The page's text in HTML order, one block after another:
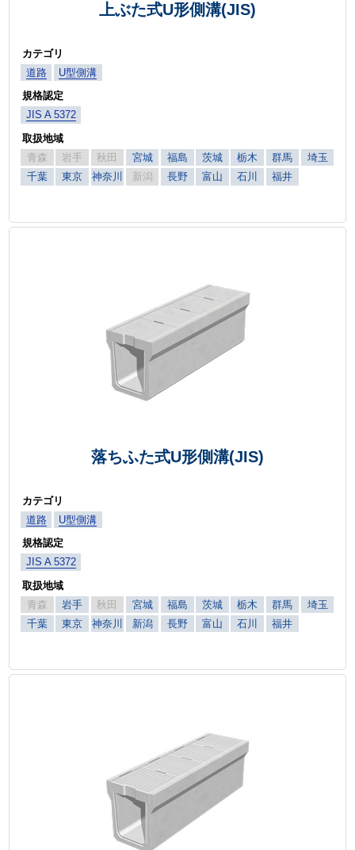
上ぶた式U形側溝(JIS)
カテゴリ
道路
U型側溝
規格認定
JIS A 5372
取扱地域
青森
岩手 秋田 宮城 福島 茨城 栃木 群馬
埼玉
千葉
東京 神奈川 新潟 長野 富山 石川 福井
落ちふた式U形側溝(JIS)
カテゴリ
道路
U型側溝
規格認定
JIS A 5372
取扱地域
青森
岩手 秋田 宮城 福島 茨城 栃木 群馬
埼玉
千葉
東京 神奈川 新潟 長野 富山 石川 福井